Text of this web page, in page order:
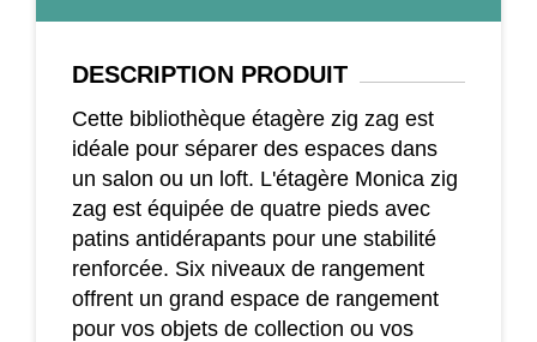
DESCRIPTION PRODUIT
Cette bibliothèque étagère zig zag est
idéale pour séparer des espaces dans
un salon ou un loft. L'étagère Monica zig
zag est équipée de quatre pieds avec
patins antidérapants pour une stabilité
renforcée. Six niveaux de rangement
offrent un grand espace de rangement
pour vos objets de collection ou vos